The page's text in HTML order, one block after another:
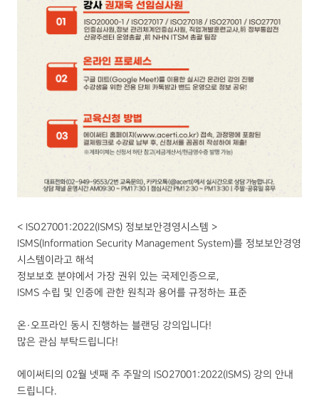
< ISO27001:2022(ISMS) 정보보안경영시스템 >
ISMS(Information Security Management System)를 정보보안경영
시스템이라고 해석
정보보호 분야에서 가장 권위 있는 국제인증으로,
ISMS 수립 및 인증에 관한 원칙과 용어를 규정하는 표준
온·오프라인 동시 진행하는 블랜딩 강의입니다!
많은 관심 부탁드립니다!
에이써티의 02월 넷째 주 주말의 ISO27001:2022(ISMS) 강의 안내
드립니다.